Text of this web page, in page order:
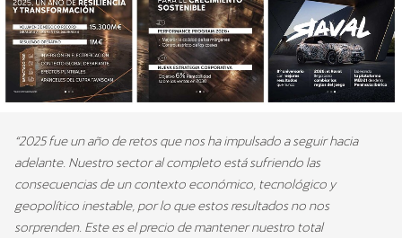
“2025 fue un año de retos que nos ha impulsado a seguir hacia
adelante. Nuestro sector al completo está sufriendo las
consecuencias de un contexto económico, tecnológico y
geopolítico inestable, por lo que estos resultados no nos
sorprenden. Este es el precio de mantener nuestro total